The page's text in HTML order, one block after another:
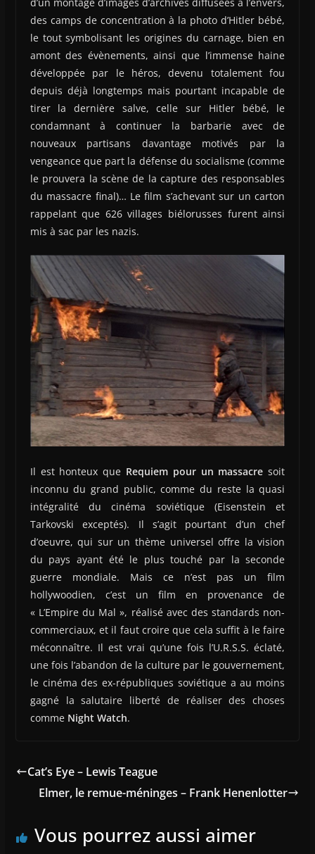
des camps de concentration à la photo d’Hitler bébé,
le tout symbolisant les origines du carnage, bien en
amont des évènements, ainsi que l’immense haine
développée par le héros, devenu totalement fou
depuis déjà longtemps mais pourtant incapable de
tirer la dernière salve, celle sur Hitler bébé, le
condamnant à continuer la barbarie avec de
nouveaux partisans davantage motivés par la
vengeance que part la défense du socialisme (comme
le prouvera la scène de la capture des responsables
du massacre final)… Le film s’achevant sur un carton
rappelant que 626 villages biélorusses furent ainsi
mis à sac par les nazis.
Il est honteux que Requiem pour un massacre soit
inconnu du grand public, comme du reste la quasi
intégralité du cinéma soviétique (Eisenstein et
Tarkovski exceptés). Il s’agit pourtant d’un chef
d’oeuvre, qui sur un thème universel offre la vision
du pays ayant été le plus touché par la seconde
guerre mondiale. Mais ce n’est pas un film
hollywoodien, c’est un film en provenance de
« L’Empire du Mal », réalisé avec des standards non-
commerciaux, et il faut croire que cela suffit à le faire
méconnaître. Il est vrai qu’une fois l’U.R.S.S. éclaté,
une fois l’abandon de la culture par le gouvernement,
le cinéma des ex-républiques soviétique a au moins
gagné la salutaire liberté de réaliser des choses
comme Night Watch.
Cat’s Eye – Lewis Teague
Elmer, le remue-méninges – Frank Henenlotter
Vous pourrez aussi aimer